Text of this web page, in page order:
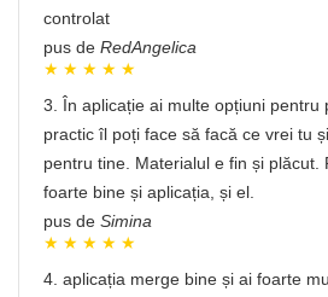
controlat
pus de RedAngelica
3. În aplicație ai multe opțiuni pentru
practic îl poți face să facă ce vrei tu
pentru tine. Materialul e fin și
foarte bine și aplicația, și el.
pus de Simina
4. aplicația merge bine și ai foarte